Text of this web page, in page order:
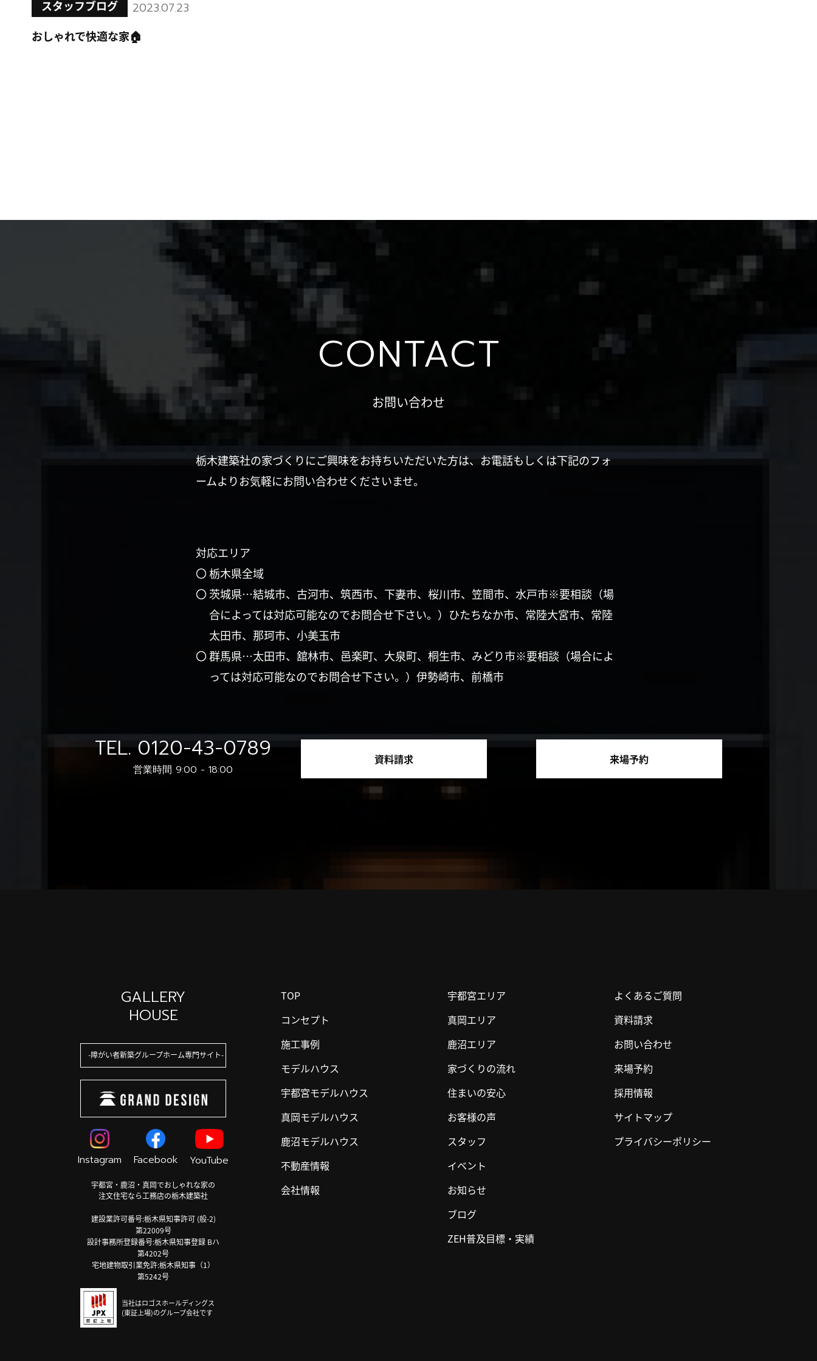
おしゃれで快適な家🏠
スタッフブログ 2023.07.23
CONTACT
お問い合わせ
栃木建築社の家づくりにご興味をお持ちいただいた方は、お電話もしくは下記のフォ
ームよりお気軽にお問い合わせくださいませ。
対応エリア
〇 栃木県全域
〇 茨城県…結城市、古河市、筑西市、下妻市、桜川市、笠間市、水戸市※要相談（場
合によっては対応可能なのでお問合せ下さい。）ひたちなか市、常陸大宮市、常陸
太田市、那珂市、小美玉市
〇 群馬県…太田市、舘林市、邑楽町、大泉町、桐生市、みどり市※要相談（場合によ
っては対応可能なのでお問合せ下さい。）伊勢崎市、前橋市
TEL. 0120-43-0789
営業時間 9:00 - 18:00
資料請求 来場予約
GALLERY
HOUSE
障がい者新築グループホーム専門サイト
Instagram Facebook YouTube
宇都宮・鹿沼・真岡でおしゃれな家の
注文住宅なら工務店の栃木建築社
建設業許可番号:栃木県知事許可 (般-2)
第22009号
設計事務所登録番号:栃木県知事登録 Bハ
第4202号
宅地建物取引業免許:栃木県知事（1）
第5242号
当社はロゴスホールディングス
(東証上場)のグループ会社です
TOP
コンセプト
施工事例
モデルハウス
宇都宮モデルハウス
真岡モデルハウス
鹿沼モデルハウス
不動産情報
会社情報
宇都宮エリア
真岡エリア
鹿沼エリア
家づくりの流れ
住まいの安心
お客様の声
スタッフ
イベント
お知らせ
ブログ
ZEH普及目標・実績
よくあるご質問
資料請求
お問い合わせ
来場予約
採用情報
サイトマップ
プライバシーポリシー